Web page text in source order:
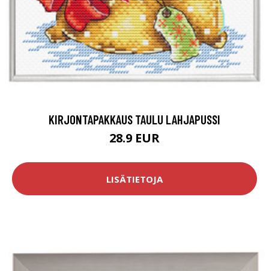
KIRJONTAPAKKAUS TAULU LAHJAPUSSI
28.9 EUR
LISÄTIETOJA